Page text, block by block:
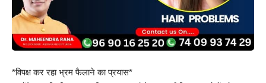
*विपक्ष कर रहा भ्रम फैलाने का प्रयास*